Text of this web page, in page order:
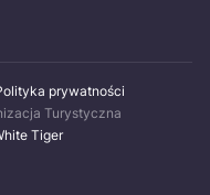
prywatności
Turystyczna
Tiger